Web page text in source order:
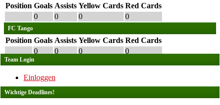
Position Goals Assists Yellow Cards Red Cards
0
0 0 0
FC Tango
Position Goals Assists Yellow Cards Red Cards
0
0 0 0
Team Login
Einloggen
Wichtige Deadlines!